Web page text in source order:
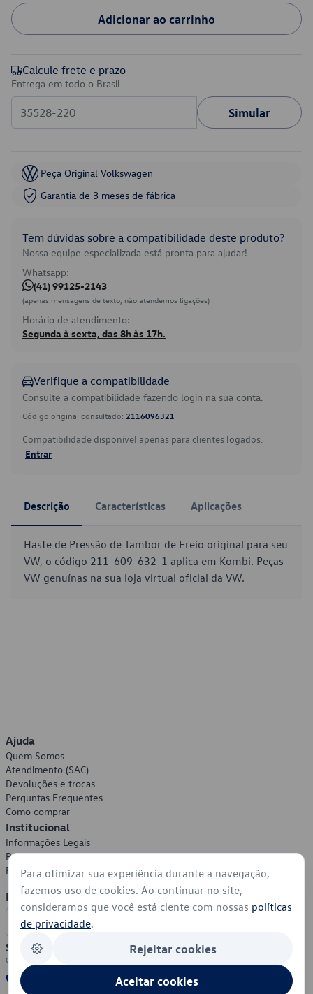
Adicionar ao carrinho
Calcule frete e prazo
Entrega em todo o Brasil
Simular
Peça Original Volkswagen
Garantia de 3 meses de fábrica
Tem dúvidas sobre a compatibilidade deste produto?
Nossa equipe especializada está pronta para ajudar!
Whatsapp:
(41) 99125-2143
(apenas mensagens de texto, não atendemos ligações)
Horário de atendimento:
Segunda à sexta, das 8h às 17h.
Verifique a compatibilidade
Consulte a compatibilidade fazendo login na sua conta.
Código original consultado: 2116096321
Compatibilidade disponível apenas para clientes logados.
Entrar
Descrição Características Aplicações
Haste de Pressão de Tambor de Freio original para seu
VW, o código 211-609-632-1 aplica em Kombi. Peças
VW genuínas na sua loja virtual oficial da VW.
Ajuda
Quem Somos
Atendimento (SAC)
Devoluções e trocas
Perguntas Frequentes
Como comprar
Institucional
Informações Legais
Política de Privacidade
Política de Cookies
Formas de Pagamento
Segurança
Para otimizar sua experiência durante a navegação,
fazemos uso de cookies. Ao continuar no site,
consideramos que você está ciente com nossas políticas
de privacidade.
Rejeitar cookies
Aceitar cookies